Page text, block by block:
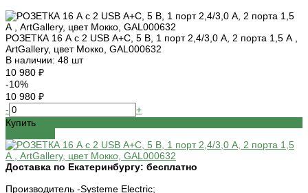
РОЗЕТКА 16 А с 2 USB А+С, 5 В, 1 порт 2,4/3,0 А, 2 порта 1,5 А ,
ArtGallery, цвет Мокко, GAL000632
В наличии: 48 шт
10 980 ₽
-10%
10 980 ₽
-
+
Купить
Доставка по Екатеринбургу: бесплатно
Производитель -Systeme Electric;